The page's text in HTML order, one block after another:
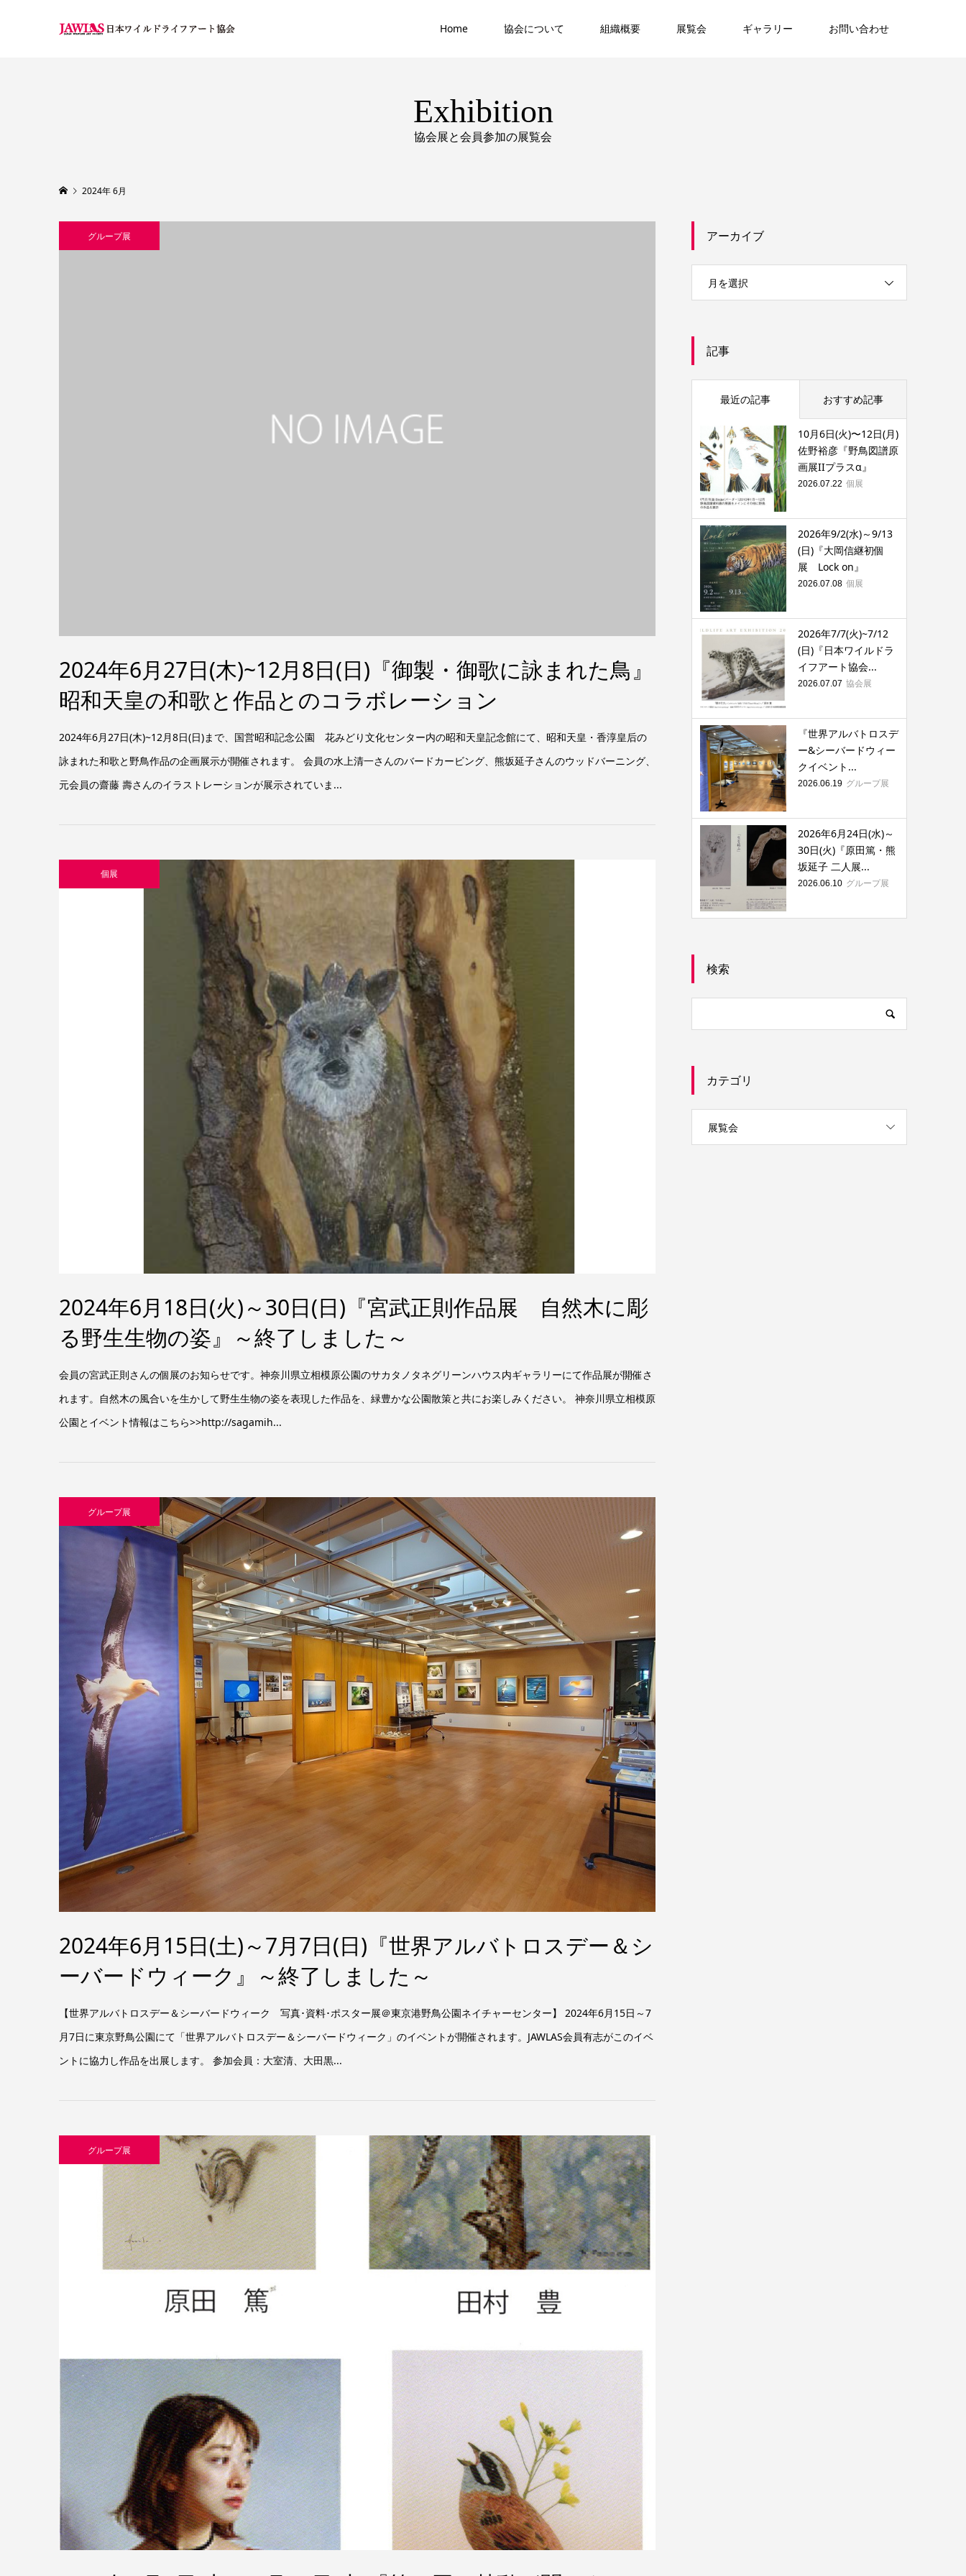
Home 協会について 組織概要 展覧会 ギャラリー お問い合わせ
Exhibition
協会展と会員参加の展覧会
2024年 6月
グループ展
2024年6月27日(木)~12月8日(日)『御製・御歌に詠まれた鳥』
昭和天皇の和歌と作品とのコラボレーション
2024年6月27日(木)~12月8日(日)まで、国営昭和記念公園 花みどり文化センター内の昭和天皇記念館にて、昭和天皇・香淳皇后の
詠まれた和歌と野鳥作品の企画展示が開催されます。 会員の水上清一さんのバードカービング、熊坂延子さんのウッドバーニング、
元会員の齋藤 壽さんのイラストレーションが展示されていま...
個展
2024年6月18日(火)～30日(日)『宮武正則作品展 自然木に彫
る野生生物の姿』～終了しました～
会員の宮武正則さんの個展のお知らせです。神奈川県立相模原公園のサカタノタネグリーンハウス内ギャラリーにて作品展が開催さ
れます。自然木の風合いを生かして野生生物の姿を表現した作品を、緑豊かな公園散策と共にお楽しみください。 神奈川県立相模原
公園とイベント情報はこちら>>http://sagamih...
グループ展
2024年6月15日(土)～7月7日(日)『世界アルバトロスデー＆シ
ーバードウィーク』～終了しました～
【世界アルバトロスデー＆シーバードウィーク 写真･資料･ポスター展＠東京港野鳥公園ネイチャーセンター】 2024年6月15日～7
月7日に東京野鳥公園にて「世界アルバトロスデー＆シーバードウィーク」のイベントが開催されます。JAWLAS会員有志がこのイベ
ントに協力し作品を出展します。 参加会員：大室清、大田黒...
グループ展
アーカイブ
月を選択
記事
最近の記事 おすすめ記事
10月6日(火)〜12日(月)
佐野裕彦『野鳥図譜原
画展IIプラスα』
2026.07.22 個展
2026年9/2(水)～9/13
(日)『大岡信継初個
展 Lock on』
2026.07.08 個展
2026年7/7(火)~7/12
(日)『日本ワイルドラ
イフアート協会...
2026.07.07 協会展
『世界アルバトロスデ
ー&シーバードウィー
クイベント...
2026.06.19 グループ展
2026年6月24日(水)～
30日(火)『原田篤・熊
坂延子 二人展...
2026.06.10 グループ展
検索
カテゴリ
展覧会